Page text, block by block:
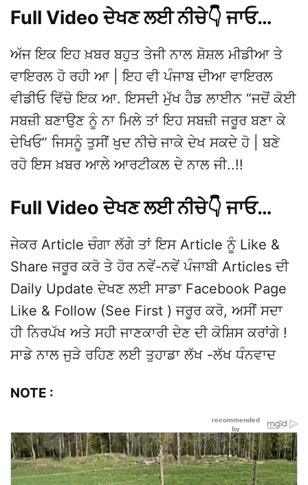
Full Video ਦੇਖਣ ਲਈ ਨੀਚੇ👇 ਜਾਓ…
ਅੱਜ ਇਕ ਇਹ ਖ਼ਬਰ ਬਹੁਤ ਤੇਜੀ ਨਾਲ ਸ਼ੋਸ਼ਲ ਮੀਡੀਆ ਤੇ
ਵਾਇਰਲ ਹੋ ਰਹੀ ਆ | ਇਹ ਵੀ ਪੰਜਾਬ ਦੀਆ ਵਾਇਰਲ
ਵੀਡੀਓ ਵਿੱਚੋ ਇਕ ਆ. ਇਸਦੀ ਮੁੱਖ ਹੈਡ ਲਾਈਨ “ਜਦੋਂ ਕੋਈ
ਸਬਜ਼ੀ ਬਣਾਉਣ ਨੂੰ ਨਾ ਮਿਲੇ ਤਾਂ ਇਹ ਸਬਜ਼ੀ ਜਰੂਰ ਬਣਾ ਕੇ
ਦੇਖਿਓ” ਜਿਸਨੂੰ ਤੁਸੀਂ ਖੁਦ ਨੀਚੇ ਜਾਕੇ ਦੇਖ ਸਕਦੇ ਹੋ | ਬਣੇ
ਰਹੋ ਇਸ ਖ਼ਬਰ ਆਲੇ ਆਰਟੀਕਲ ਦੇ ਨਾਲ ਜੀ..!!
Full Video ਦੇਖਣ ਲਈ ਨੀਚੇ👇 ਜਾਓ…
ਜੇਕਰ Article ਚੰਗਾ ਲੱਗੇ ਤਾਂ ਇਸ Article ਨੂੰ Like &
Share ਜਰੂਰ ਕਰੋ ਤੇ ਹੋਰ ਨਵੇਂ-ਨਵੇਂ ਪੰਜਾਬੀ Articles ਦੀ
Daily Update ਦੇਖਣ ਲਈ ਸਾਡਾ Facebook Page
Like & Follow (See First ) ਜਰੂਰ ਕਰੋ, ਅਸੀਂ ਸਦਾ
ਹੀ ਨਿਰਪੱਖ ਅਤੇ ਸਹੀ ਜਾਣਕਾਰੀ ਦੇਣ ਦੀ ਕੋਸ਼ਿਸ ਕਰਾਂਗੇ !
ਸਾਡੇ ਨਾਲ ਜੁੜੇ ਰਹਿਣ ਲਈ ਤੁਹਾਡਾ ਲੱਖ -ਲੱਖ ਧੰਨਵਾਦ
NOTE :